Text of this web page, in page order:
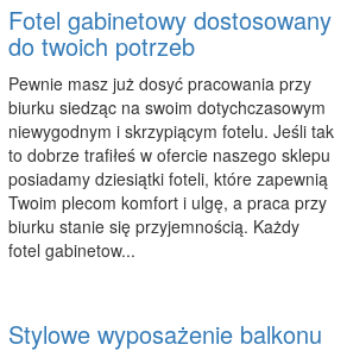
Fotel gabinetowy dostosowany
do twoich potrzeb
Pewnie masz już dosyć pracowania przy
biurku siedząc na swoim dotychczasowym
niewygodnym i skrzypiącym fotelu. Jeśli tak
to dobrze trafiłeś w ofercie naszego sklepu
posiadamy dziesiątki foteli, które zapewnią
Twoim plecom komfort i ulgę, a praca przy
biurku stanie się przyjemnością. Każdy
fotel gabinetow...
Stylowe wyposażenie balkonu